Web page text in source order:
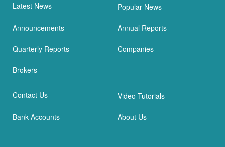
Latest News Popular News
Announcements Annual Reports
Quarterly Reports Companies
Brokers
Contact Us Video Tutorials
Bank Accounts About Us